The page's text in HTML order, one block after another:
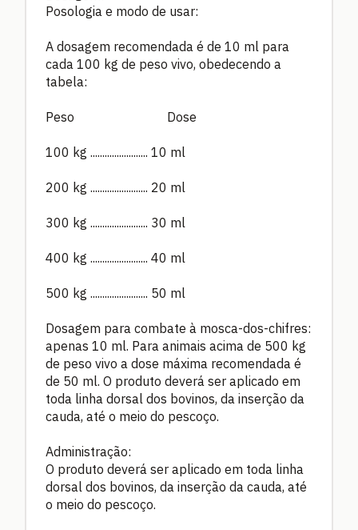
Posologia e modo de usar:
A dosagem recomendada é de 10 ml para
cada 100 kg de peso vivo, obedecendo a
tabela:
Peso Dose
100 kg ........................ 10 ml
200 kg ........................ 20 ml
300 kg ........................ 30 ml
400 kg ........................ 40 ml
500 kg ........................ 50 ml
Dosagem para combate à mosca-dos-chifres:
apenas 10 ml. Para animais acima de 500 kg
de peso vivo a dose máxima recomendada é
de 50 ml. O produto deverá ser aplicado em
toda linha dorsal dos bovinos, da inserção da
cauda, até o meio do pescoço.
Administração:
O produto deverá ser aplicado em toda linha
dorsal dos bovinos, da inserção da cauda, até
o meio do pescoço.